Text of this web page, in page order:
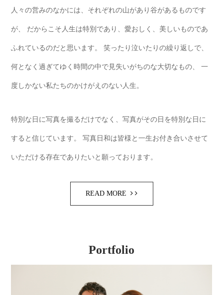
人々の営みのなかには、それぞれの山があり谷があるものです
が、 だからこそ人生は特別であり、愛おしく、美しいものであ
ふれているのだと思います。 笑ったり泣いたりの繰り返しで、
何となく過ぎてゆく時間の中で見失いがちのな大切なもの、 一
度しかない私たちのかけがえのない人生。
特別な日に写真を撮るだけでなく、写真がその日を特別な日に
すると信じています。 写真日和は皆様と一生お付き合いさせて
いただける存在でありたいと願っております。
READ MORE
Portfolio